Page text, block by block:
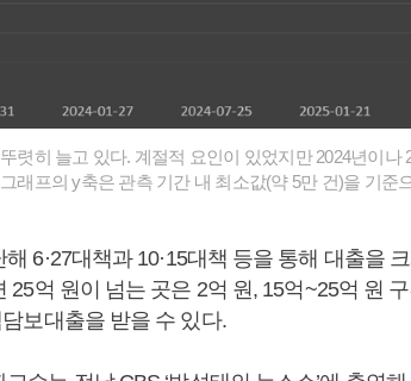
렷히 늘고 있다. 계절적 요인이 있었지만 2024년이나
래프의 y축은 관측 기간 내 최소값(약 5만 건)을 기준
6·27대책과 10·15대책 등을 통해 대출을
억 원이 넘는 곳은 2억 원, 15억~25억 원 구
보대출을 받을 수 있다.